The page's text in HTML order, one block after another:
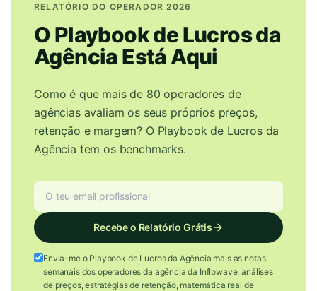
RELATÓRIO DO OPERADOR 2026
O Playbook de Lucros da
Agência Está Aqui
Como é que mais de 80 operadores de
agências avaliam os seus próprios preços,
retenção e margem? O Playbook de Lucros da
Agência tem os benchmarks.
Recebe o Relatório Grátis
Envia-me o Playbook de Lucros da Agência mais as notas
semanais dos operadores da agência da Inflowave: análises
de preços, estratégias de retenção, matemática real de